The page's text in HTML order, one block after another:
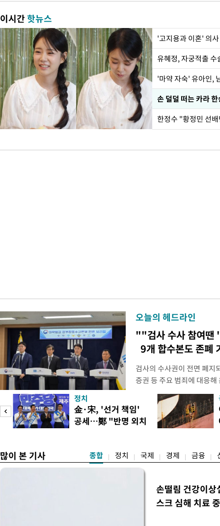
이시간핫뉴스
'고지용과 이혼' 의
유혜정, 자궁적출
'마약 자숙' 유아인,
손 덜덜 떠는 카라
오늘의 헤드라인
""검사 수사 참여
9개 합수본도 존폐
검사의 수사권이 전면 폐
증권 등 주요 범죄에 대응
새로운 쟁점으로 떠올랐
여 근거가 사라지면서 현행
이다. 9일 법조계에 따르면
사의 수사권이 박탈되면서,
정치
金·宋, '선거 책임'
공세…鄭 "반명 외치
많이 본 기사 종합 정치 국제 경제 금융
손떨림 건강이
스크 심해 치료